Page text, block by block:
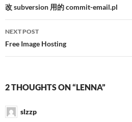
navigation
改 subversion 用的 commit-email.pl
NEXT POST
Free Image Hosting
2 THOUGHTS ON “LENNA”
slzzp